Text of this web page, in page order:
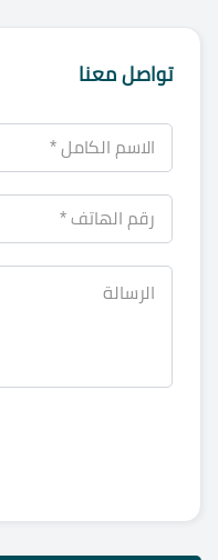
تواصل معنا